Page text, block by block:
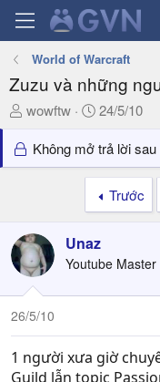
World of Warcraft
Zuzu và những
T
r
e
t
a
r
e
r
wowftw
N
à
y
ử
24/5/10
Không mở trả lời sau
Trước
Unaz
Youtube Master
26/5/10
1 người xưa giờ
Guild lẫn topic